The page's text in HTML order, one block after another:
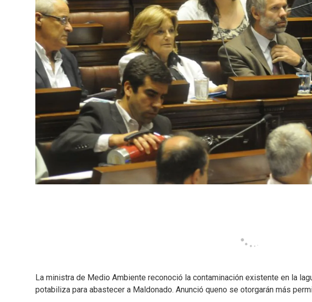
La ministra de Medio Ambiente reconoció la contaminación existente en la
potabiliza para abastecer a Maldonado. Anunció queno se otorgarán más